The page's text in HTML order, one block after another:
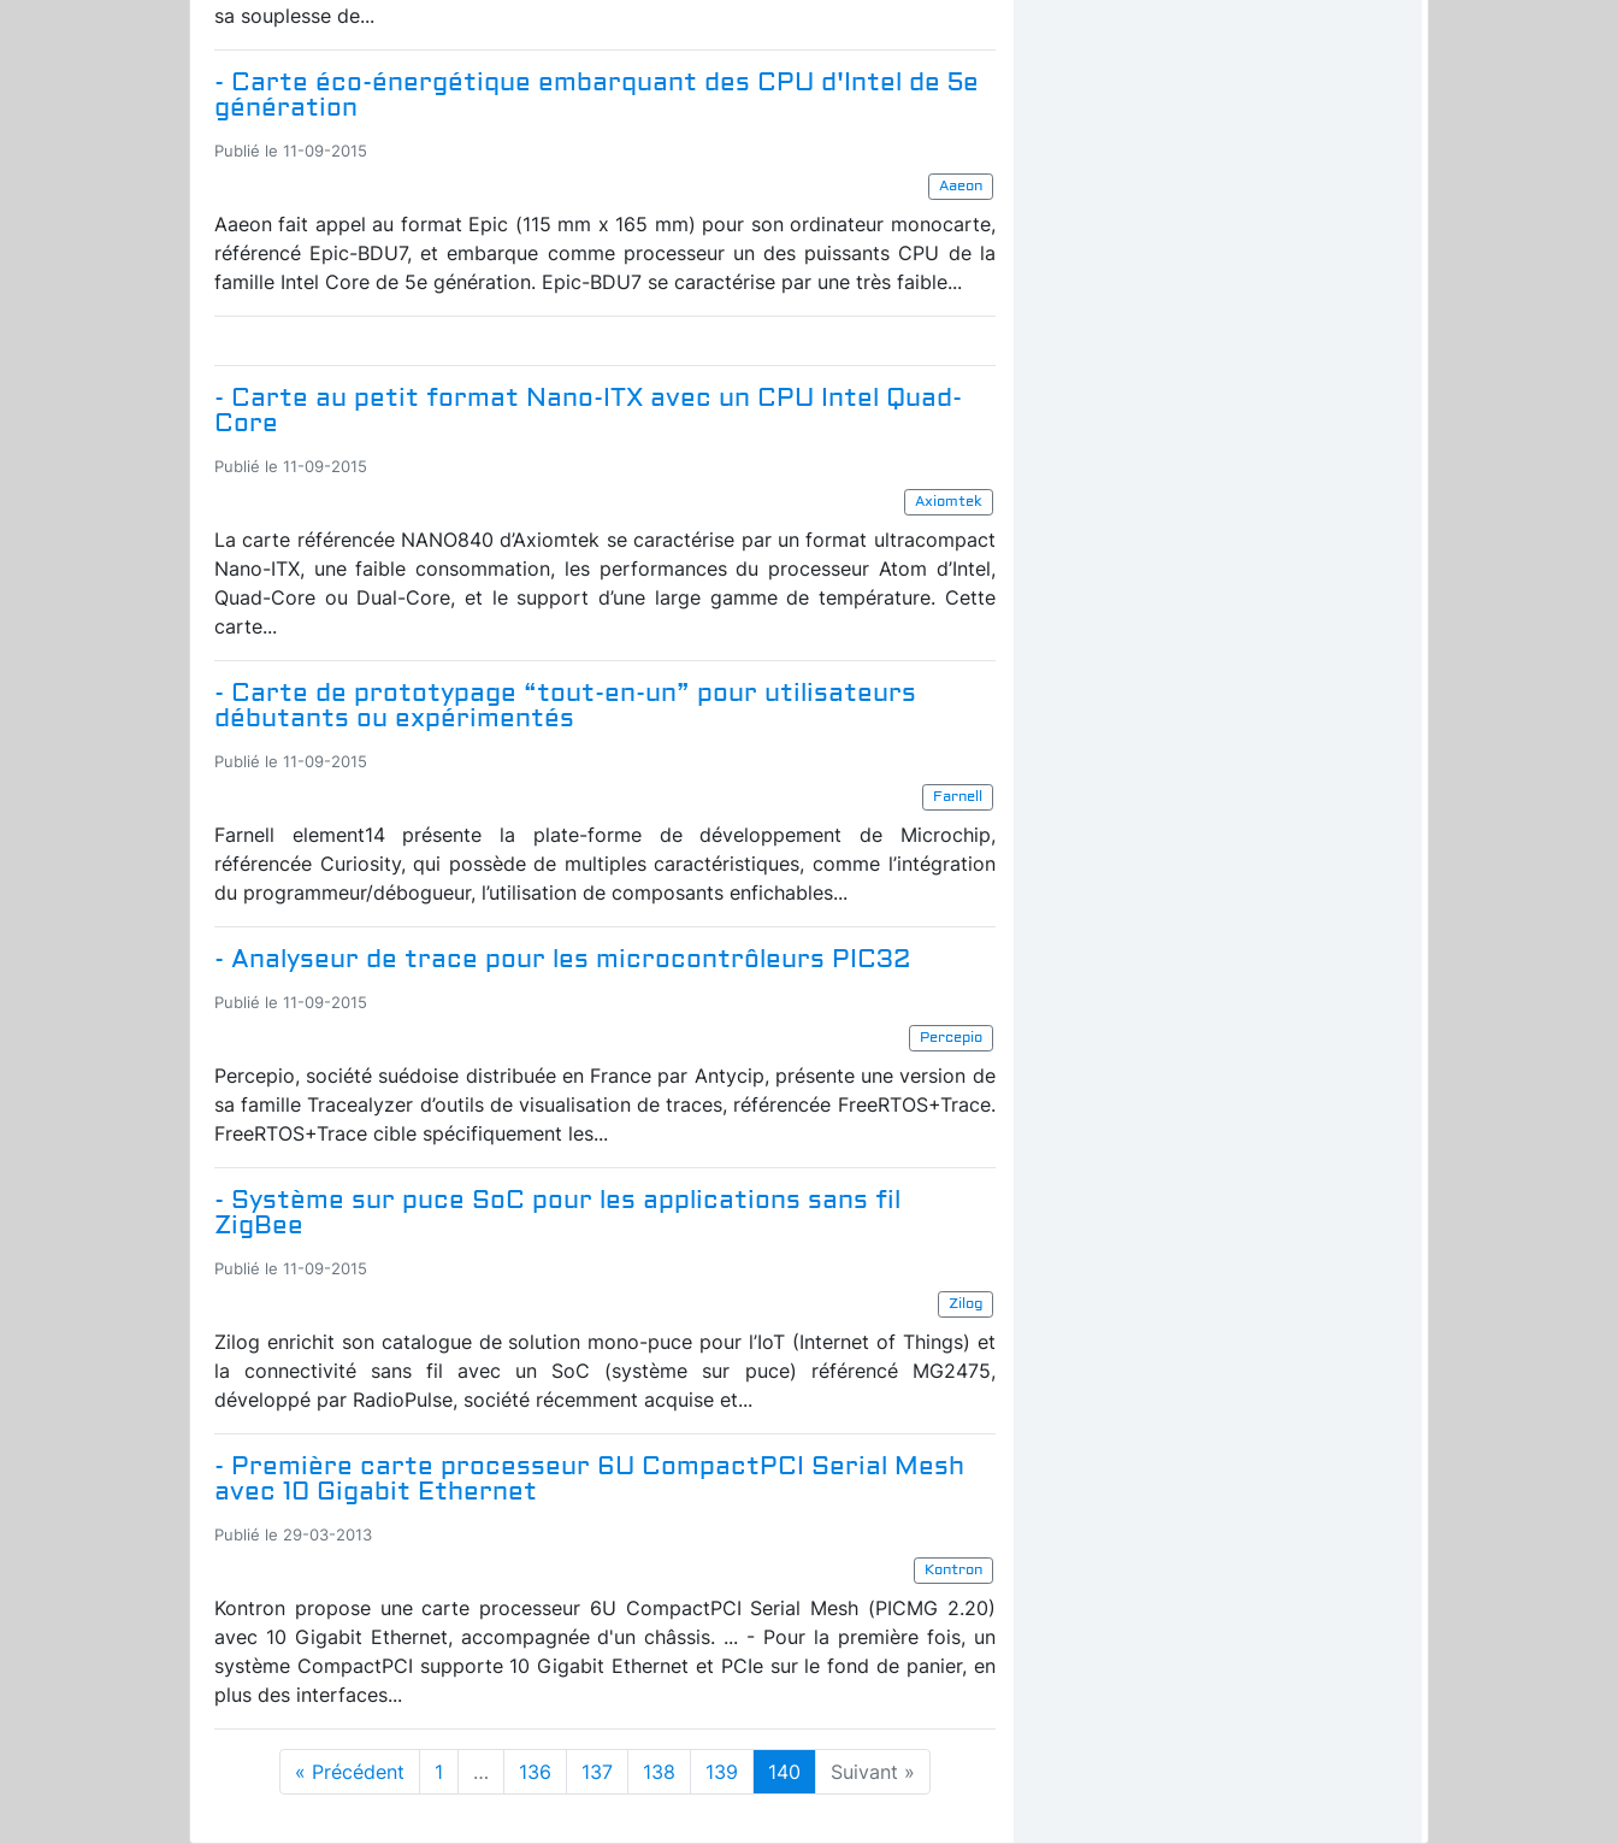
sa souplesse de...
- Carte éco-énergétique embarquant des CPU d'Intel de 5e
génération
Publié le 11-09-2015
Aaeon
Aaeon fait appel au format Epic (115 mm x 165 mm) pour son ordinateur monocarte,
référencé Epic-BDU7, et embarque comme processeur un des puissants CPU de la
famille Intel Core de 5e génération. Epic-BDU7 se caractérise par une très faible...
- Carte au petit format Nano-ITX avec un CPU Intel Quad-
Core
Publié le 11-09-2015
Axiomtek
La carte référencée NANO840 d’Axiomtek se caractérise par un format ultracompact
Nano-ITX, une faible consommation, les performances du processeur Atom d’Intel,
Quad-Core ou Dual-Core, et le support d’une large gamme de température. Cette
carte...
- Carte de prototypage “tout-en-un” pour utilisateurs
débutants ou expérimentés
Publié le 11-09-2015
Farnell
Farnell element14 présente la plate-forme de développement de Microchip,
référencée Curiosity, qui possède de multiples caractéristiques, comme l’intégration
du programmeur/débogueur, l’utilisation de composants enfichables...
- Analyseur de trace pour les microcontrôleurs PIC32
Publié le 11-09-2015
Percepio
Percepio, société suédoise distribuée en France par Antycip, présente une version de
sa famille Tracealyzer d’outils de visualisation de traces, référencée FreeRTOS+Trace.
FreeRTOS+Trace cible spécifiquement les...
- Système sur puce SoC pour les applications sans fil
ZigBee
Publié le 11-09-2015
Zilog
Zilog enrichit son catalogue de solution mono-puce pour l’IoT (Internet of Things) et
la connectivité sans fil avec un SoC (système sur puce) référencé MG2475,
développé par RadioPulse, société récemment acquise et...
- Première carte processeur 6U CompactPCI Serial Mesh
avec 10 Gigabit Ethernet
Publié le 29-03-2013
Kontron
Kontron propose une carte processeur 6U CompactPCI Serial Mesh (PICMG 2.20)
avec 10 Gigabit Ethernet, accompagnée d'un châssis. ... - Pour la première fois, un
système CompactPCI supporte 10 Gigabit Ethernet et PCIe sur le fond de panier, en
plus des interfaces...
« Précédent 1 … 136 137 138 139 140 Suivant »